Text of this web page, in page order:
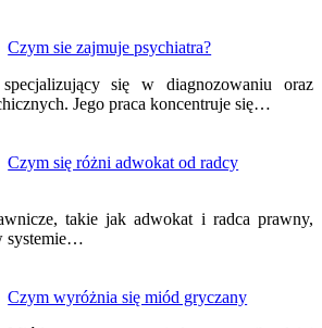
Czym sie zajmuje psychiatra?
się w diagnozowaniu oraz
Jego praca koncentruje się…
Czym się różni adwokat od radcy
takie jak adwokat i radca prawny,
systemie…
Czym wyróżnia się miód gryczany